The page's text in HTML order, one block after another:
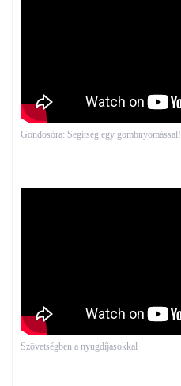
Gondosóra: Segítség egy gombnyomással!
Szövetségben a nyugdíjasokkal